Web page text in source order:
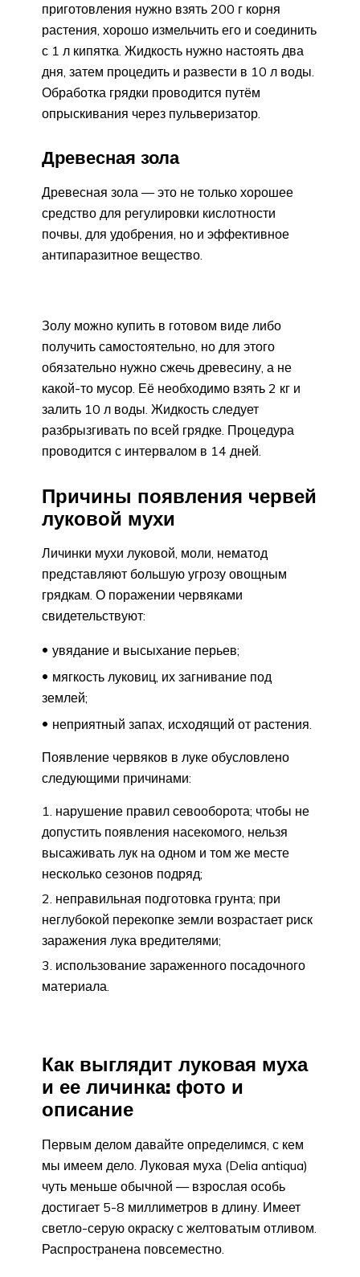
приготовления нужно взять 200 г корня
растения, хорошо измельчить его и соединить
с 1 л кипятка. Жидкость нужно настоять два
дня, затем процедить и развести в 10 л воды.
Обработка грядки проводится путём
опрыскивания через пульверизатор.
Древесная зола
Древесная зола — это не только хорошее
средство для регулировки кислотности
почвы, для удобрения, но и эффективное
антипаразитное вещество.
Золу можно купить в готовом виде либо
получить самостоятельно, но для этого
обязательно нужно сжечь древесину, а не
какой-то мусор. Её необходимо взять 2 кг и
залить 10 л воды. Жидкость следует
разбрызгивать по всей грядке. Процедура
проводится с интервалом в 14 дней.
Причины появления червей
луковой мухи
Личинки мухи луковой, моли, нематод
представляют большую угрозу овощным
грядкам. О поражении червяками
свидетельствуют:
увядание и высыхание перьев;
мягкость луковиц, их загнивание под
землей;
неприятный запах, исходящий от растения.
Появление червяков в луке обусловлено
следующими причинами:
нарушение правил севооборота; чтобы не
допустить появления насекомого, нельзя
высаживать лук на одном и том же месте
несколько сезонов подряд;
неправильная подготовка грунта; при
неглубокой перекопке земли возрастает риск
заражения лука вредителями;
использование зараженного посадочного
материала.
Как выглядит луковая муха
и ее личинка: фото и
описание
Первым делом давайте определимся, с кем
мы имеем дело. Луковая муха (Delia antiqua)
чуть меньше обычной — взрослая особь
достигает 5-8 миллиметров в длину. Имеет
светло-серую окраску с желтоватым отливом.
Распространена повсеместно.